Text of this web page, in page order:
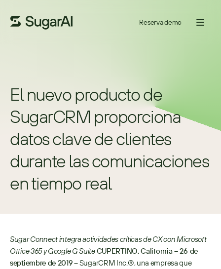
Reserva demo
El nuevo producto de
SugarCRM proporciona
datos clave de clientes
durante las comunicaciones
en tiempo real
Sugar Connect integra actividades críticas de CX con Microsoft
Office 365 y Google G SuiteCUPERTINO, California – 26 de
septiembre de 2019 – SugarCRM Inc.®, una empresa que